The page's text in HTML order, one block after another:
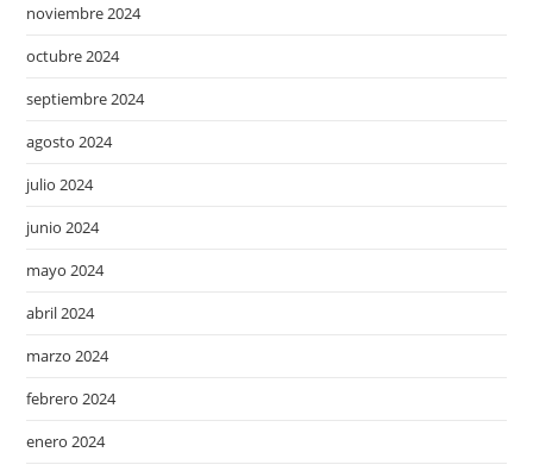
noviembre 2024
octubre 2024
septiembre 2024
agosto 2024
julio 2024
junio 2024
mayo 2024
abril 2024
marzo 2024
febrero 2024
enero 2024